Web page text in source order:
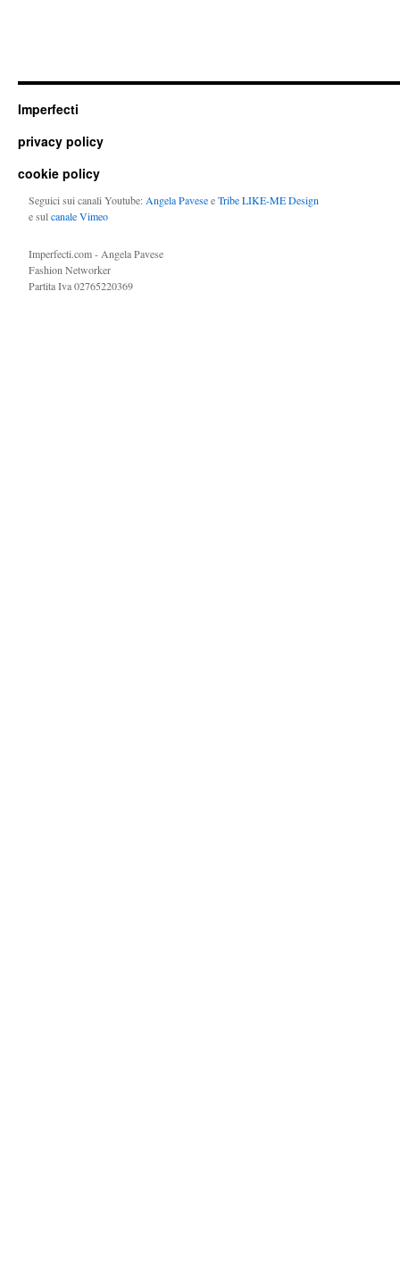
Imperfecti
privacy policy
cookie policy
Seguici sui canali Youtube: Angela PaveseeTribe LIKE-ME Design
e sulcanale Vimeo
Imperfecti.com - Angela Pavese
Fashion Networker
Partita Iva 02765220369